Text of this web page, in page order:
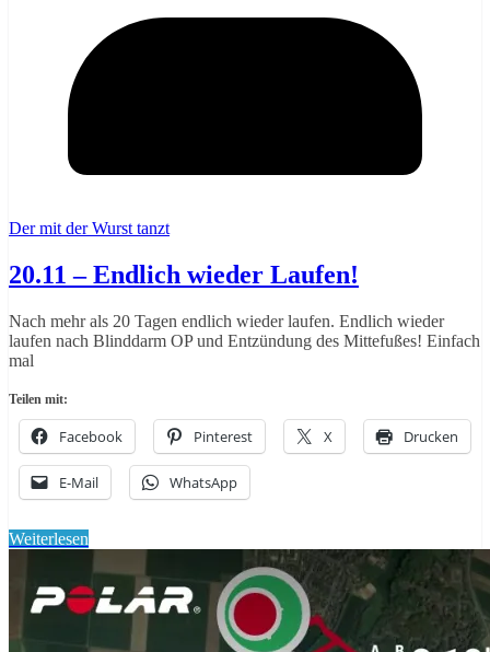
Der mit der Wurst tanzt
20.11 – Endlich wieder Laufen!
Nach mehr als 20 Tagen endlich wieder laufen. Endlich wieder
laufen nach Blinddarm OP und Entzündung des Mittefußes! Einfach
mal
Teilen mit:
Facebook Pinterest X Drucken
E-Mail WhatsApp
Weiterlesen